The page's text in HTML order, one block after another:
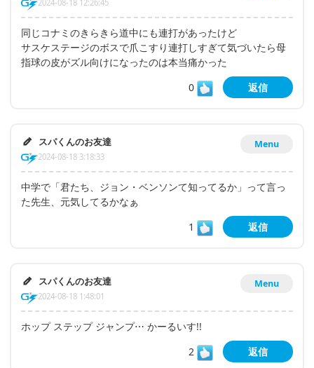
2024-08-18 12:26:45
同じコナミのきらきら道中にも連打があったけど
サスケステージのボスで爪こすり連打しすぎて気づいたら母
指球の皮がズル向けになったのは本当痛かった
0
返信
Menu
スパくんのお友達
2024-08-18 3:18:33
中学で「君たち、ジョン・ベンソンて知ってるか」って言っ
た先生、元気してるかなぁ
1
返信
Menu
スパくんのお友達
2024-08-18 1:48:01
ホップ ステップ ジャンプ⋯ かーるいす!!
2
返信